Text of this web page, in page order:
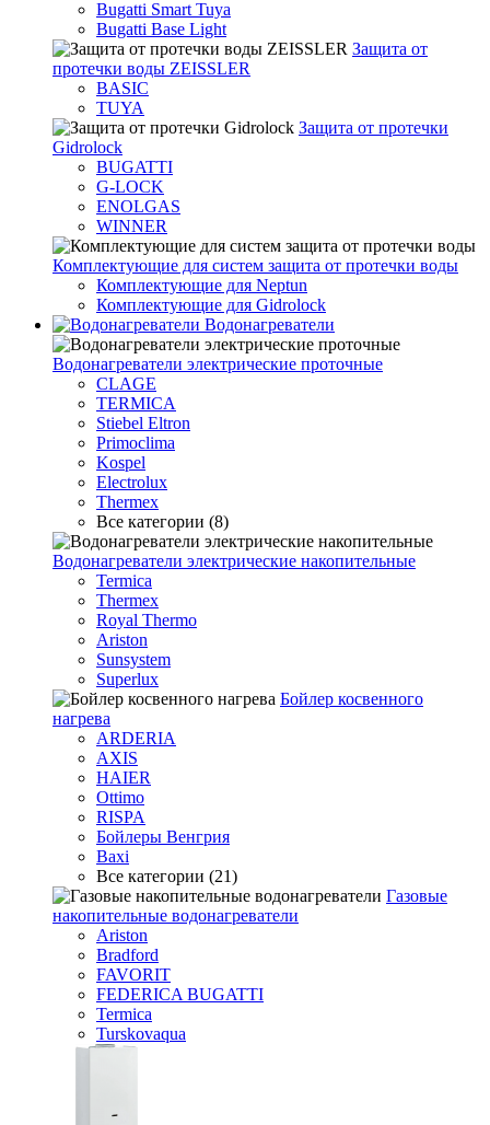
Bugatti Smart Tuya
Bugatti Base Light
Защита от
протечки воды ZEISSLER
BASIC
TUYA
Защита от протечки
Gidrolock
BUGATTI
G-LOCK
ENOLGAS
WINNER
Комплектующие для систем защита от протечки воды
Комплектующие для Neptun
Комплектующие для Gidrolock
Водонагреватели
Водонагреватeли электрические проточные
CLAGE
TERMICA
Stiebel Eltron
Primoclima
Kospel
Electrolux
Thermex
Все категории (8)
Водонагреватели электрические накопительные
Termica
Thermex
Royal Thermo
Ariston
Sunsystem
Superlux
Бойлер косвенного
нагрева
ARDERIA
AXIS
HAIER
Ottimo
RISPA
Бойлеры Венгрия
Baxi
Все категории (21)
Газовые
накопительные водонагреватели
Ariston
Bradford
FAVORIT
FEDERICA BUGATTI
Termica
Turskovaqua